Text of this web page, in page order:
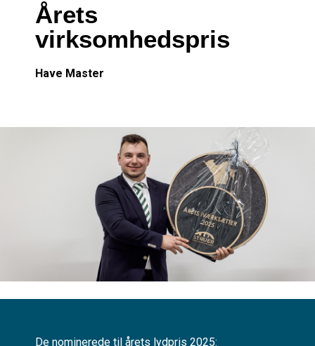
Årets
virksomhedspris
Have Master
De nominerede til årets lydpris 2025: